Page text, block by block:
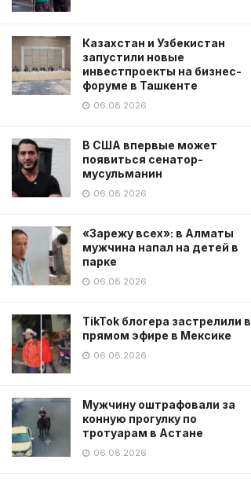
Казахстан и Узбекистан
запустили новые
инвестпроекты на бизнес-
форуме в Ташкенте
06.08.2026
В США впервые может
появиться сенатор-
мусульманин
06.08.2026
«Зарежу всех»: в Алматы
мужчина напал на детей в
парке
06.08.2026
TikTok блогера застрелили в
прямом эфире в Мексике
06.08.2026
Мужчину оштрафовали за
конную прогулку по
тротуарам в Астане
06.08.2026